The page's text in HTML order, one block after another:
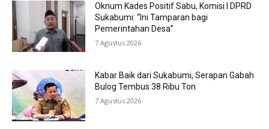
Oknum Kades Positif Sabu, Komisi I DPRD
Sukabumi: “Ini Tamparan bagi
Pemerintahan Desa”
7 Agustus 2026
Kabar Baik dari Sukabumi, Serapan Gabah
Bulog Tembus 38 Ribu Ton
7 Agustus 2026